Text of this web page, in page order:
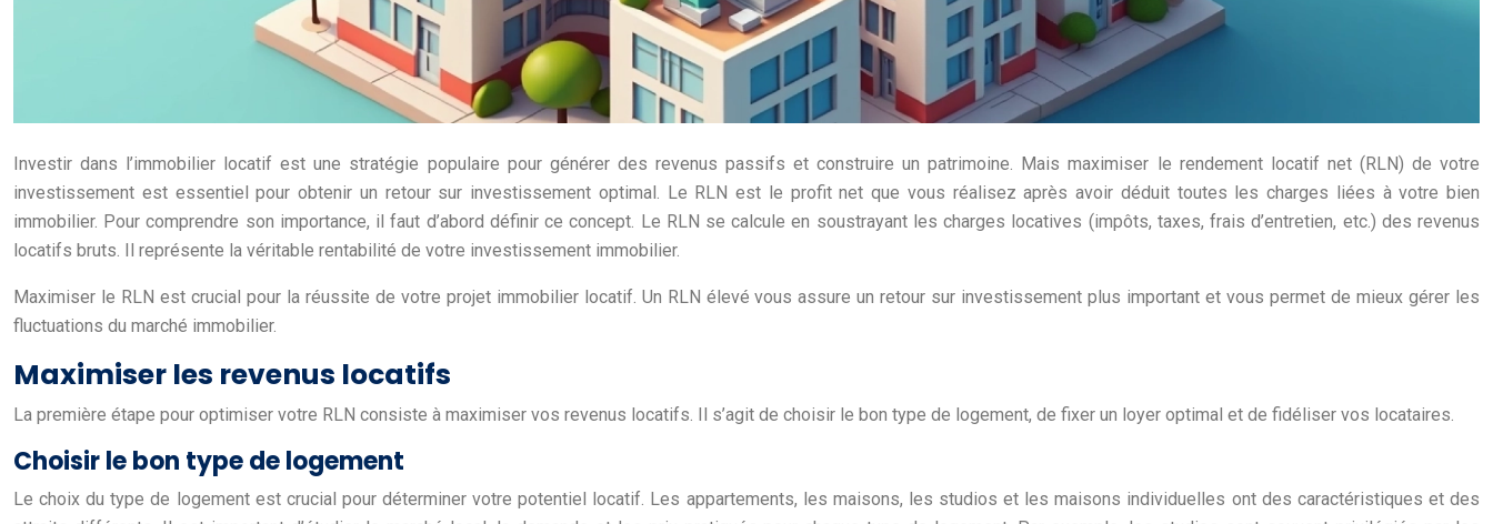
Investir dans l’immobilier locatif est une stratégie populaire pour générer des revenus passifs et construire un patrimoine. Mais maximiser le rendement locatif net (RLN) de votre
investissement est essentiel pour obtenir un retour sur investissement optimal. Le RLN est le profit net que vous réalisez après avoir déduit toutes les charges liées à votre bien
immobilier. Pour comprendre son importance, il faut d’abord définir ce concept. Le RLN se calcule en soustrayant les charges locatives (impôts, taxes, frais d’entretien, etc.) des revenus
locatifs bruts. Il représente la véritable rentabilité de votre investissement immobilier.
Maximiser le RLN est crucial pour la réussite de votre projet immobilier locatif. Un RLN élevé vous assure un retour sur investissement plus important et vous permet de mieux gérer les
fluctuations du marché immobilier.
Maximiser les revenus locatifs
La première étape pour optimiser votre RLN consiste à maximiser vos revenus locatifs. Il s’agit de choisir le bon type de logement, de fixer un loyer optimal et de fidéliser vos locataires.
Choisir le bon type de logement
Le choix du type de logement est crucial pour déterminer votre potentiel locatif. Les appartements, les maisons, les studios et les maisons individuelles ont des caractéristiques et des